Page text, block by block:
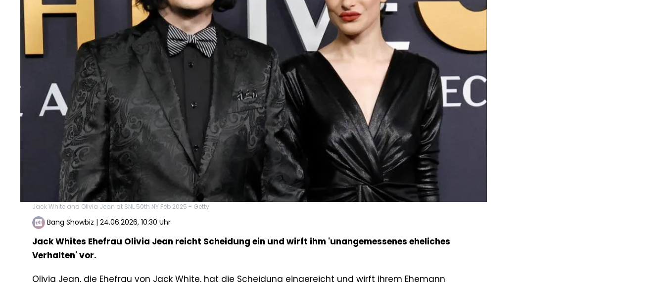
Jack White and Olivia Jean at SNL 50th NY Feb 2025 - Getty
Bang Showbiz | 24.06.2026, 10:30 Uhr
Jack Whites Ehefrau Olivia Jean reicht Scheidung ein und wirft ihm 'unangemessenes eheliches
Verhalten' vor.
Olivia Jean, die Ehefrau von Jack White, hat die Scheidung eingereicht und wirft ihrem Ehemann